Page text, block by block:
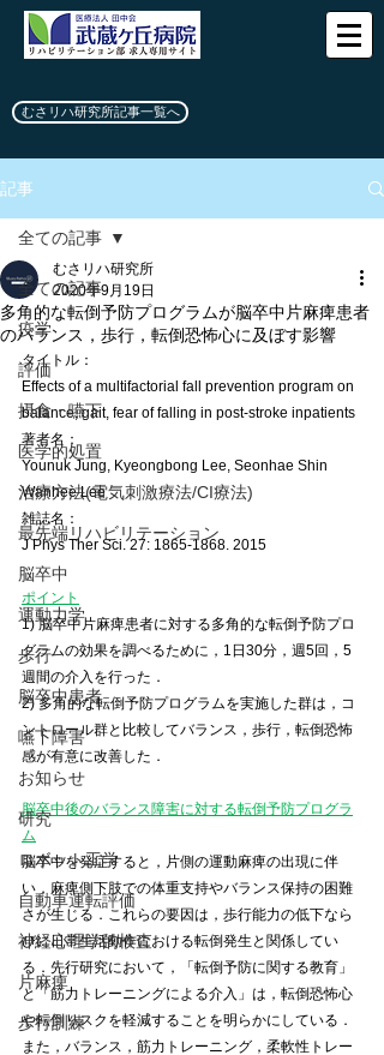
記事
全ての記事
疫学
評価
摂食・嚥下
医学的処置
治療方法(電気刺激療法/CI療法)
最先端リハビリテーション
脳卒中
運動力学
歩行
脳卒中患者
嚥下障害
お知らせ
研究
ロボット工学
自動車運転評価
神経心理学的検査
片麻痺
歩行訓練
全ての記事
多角的な転倒予防プログラムが脳卒中片麻痺患者
のバランス，歩行，転倒恐怖心に及ぼす影響
むさリハ研究所
2020年9月19日
タイトル：
Effects of a multifactorial fall prevention program on
balance, gait, fear of falling in post-stroke inpatients
著者名：
Younuk Jung, Kyeongbong Lee, Seonhae Shin
Wanhee Lee
雑誌名：
J Phys Ther Sci. 27: 1865-1868. 2015
ポイント
1) 脳卒中片麻痺患者に対する多角的な転倒予防プロ
グラムの効果を調べるために，1日30分，週5回，5
週間の介入を行った．
2) 多角的な転倒予防プログラムを実施した群は，コ
ントロール群と比較してバランス，歩行，転倒恐怖
感が有意に改善した．
脳卒中後のバランス障害に対する転倒予防プログラ
ム
脳卒中を発症すると，片側の運動麻痺の出現に伴
い，麻痺側下肢での体重支持やバランス保持の困難
さが生じる．これらの要因は，歩行能力の低下なら
びに日常生活動作における転倒発生と関係してい
る．先行研究において，「転倒予防に関する教育」
と「筋力トレーニングによる介入」は，転倒恐怖心
や転倒リスクを軽減することを明らかにしている．
また，バランス，筋力トレーニング，柔軟性トレー
むさリハ研究所記事一覧へ